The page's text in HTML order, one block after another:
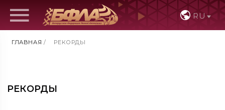
RU
ГЛАВНАЯ / РЕКОРДЫ
РЕКОРДЫ